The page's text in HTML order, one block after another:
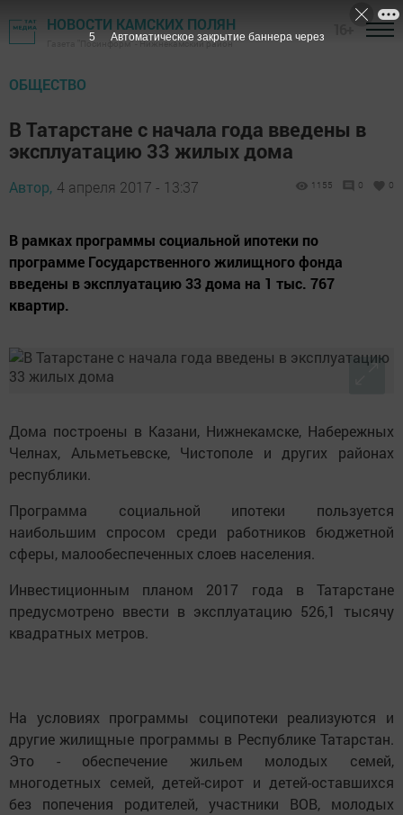
НОВОСТИ КАМСКИХ ПОЛЯН
Газета "Посинформ" - Нижнекамский район
ОБЩЕСТВО
В Татарстане с начала года введены в
эксплуатацию 33 жилых дома
Автор, 4 апреля 2017 - 13:37 1155 0 0
В рамках программы социальной ипотеки по
программе Государственного жилищного фонда
введены в эксплуатацию 33 дома на 1 тыс. 767
квартир.
Дома построены в Казани, Нижнекамске, Набережных
Челнах, Альметьевске, Чистополе и других районах
республики.
Программа социальной ипотеки пользуется
наибольшим спросом среди работников бюджетной
сферы, малообеспеченных слоев населения.
Инвестиционным планом 2017 года в Татарстане
предусмотрено ввести в эксплуатацию 526,1 тысячу
квадратных метров.
На условиях программы соципотеки реализуются и
другие жилищные программы в Республике Татарстан.
Это - обеспечение жильем молодых семей,
многодетных семей, детей-сирот и детей-оставшихся
без попечения родителей, участники ВОВ, молодых
4 Автоматическое закрытие баннера через